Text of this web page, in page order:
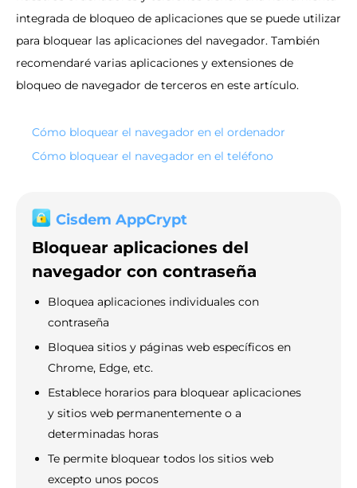
integrada de bloqueo de aplicaciones que se puede utilizar
para bloquear las aplicaciones del navegador. También
recomendaré varias aplicaciones y extensiones de
bloqueo de navegador de terceros en este artículo.
Cómo bloquear el navegador en el ordenador
Cómo bloquear el navegador en el teléfono
Cisdem AppCrypt
Bloquear aplicaciones del
navegador con contraseña
Bloquea aplicaciones individuales con
contraseña
Bloquea sitios y páginas web específicos en
Chrome, Edge, etc.
Establece horarios para bloquear aplicaciones
y sitios web permanentemente o a
determinadas horas
Te permite bloquear todos los sitios web
excepto unos pocos